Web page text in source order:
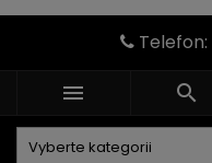
Telefon:
 